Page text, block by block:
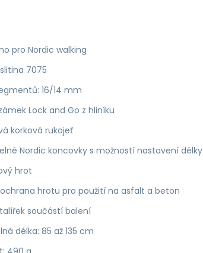
pro Nordic walking
7075
16/14 mm
Lock and Go z hliníku
korková rukojeť
Nordic koncovky s možností nastavení délky
hrot
hrotu pro použití na asfalt a beton
součástí balení
délka: 85 až 135 cm